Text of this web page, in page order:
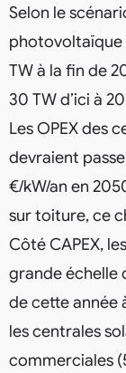
Selon le
photovoltaïque
TW à la fin de
30 TW d’ici à
Les OPEX des
devraient
€/kW/an en
sur toiture, ce
Côté CAPEX,
grande échelle
de cette année
les centrales
commerciales